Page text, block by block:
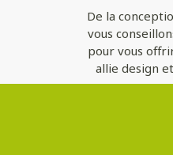
De la
vous
pour vous
allie design